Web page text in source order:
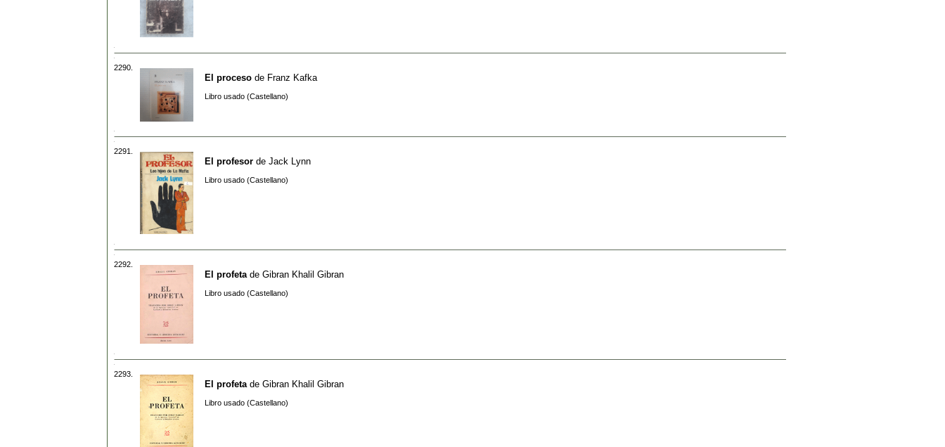
2290.
El proceso de Franz Kafka
Libro usado (Castellano)
2291.
El profesor de Jack Lynn
Libro usado (Castellano)
2292.
El profeta de Gibran Khalil Gibran
Libro usado (Castellano)
2293.
El profeta de Gibran Khalil Gibran
Libro usado (Castellano)